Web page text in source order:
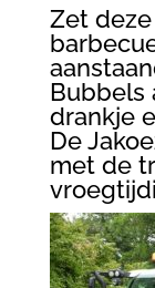
Zet
Bubbels
drankje
De
met de